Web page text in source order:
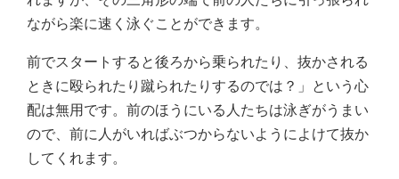
ながら楽に速く泳ぐことができます。
前でスタートすると後ろから乗られたり、抜かされる
ときに殴られたり蹴られたりするのでは？」という心
配は無用です。前のほうにいる人たちは泳ぎがうまい
ので、前に人がいればぶつからないようによけて抜か
してくれます。